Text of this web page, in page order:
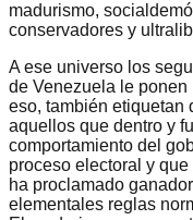
madurismo,
conservadores y
A ese universo los
de Venezuela le
eso, también etiquetan
aquellos que dentro y
comportamiento del
proceso electoral y
ha proclamado
elementales reglas